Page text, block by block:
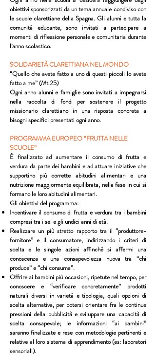
obiettivi sponsorizzati da un tema annuale condiviso con
le scuole clarettiane della Spagna. Gli alunni e tutta la
comunità educante, sono invitati a partecipare a
momenti di riflessione personale e comunitaria durante
l’anno scolastico.
SOLIDARIETÀ CLARETTIANA NEL MONDO
“Quello che avete fatto a uno di questi piccoli lo avete
fatto a me” (Mt 25)
Ogni anno alunni e famiglie sono invitati a impegnarsi
nella raccolta di fondi per sostenere il progetto
missionario clarettiano in una risposta concreta a
bisogni specifici presentati ogni anno.
PROGRAMMA EUROPEO “FRUTTA NELLE
SCUOLE”
È finalizzato ad aumentare il consumo di frutta e
verdura da parte dei bambini e ad attuare iniziative che
supportino più corrette abitudini alimentari e una
nutrizione maggiormente equilibrata, nella fase in cui si
formano le loro abitudini alimentari.
Gli obiettivi del programma:
Incentivare il consumo di frutta e verdura tra i bambini
compresi tra i sei e gli undici anni di età.
Realizzare un più stretto rapporto tra il “produttore-
fornitore” e il consumatore, indirizzando i criteri di
scelta e le singole azioni affinché si affermi una
conoscenza e una consapevolezza nuova tra “chi
produce” e “chi consuma”.
Offrire ai bambini più occasioni, ripetute nel tempo, per
conoscere e “verificare concretamente” prodotti
naturali diversi in varietà e tipologia, quali opzioni di
scelta alternativa, per potersi orientare fra le continue
pressioni della pubblicità e sviluppare una capacità di
scelta consapevole; le informazioni “ai bambini”
saranno finalizzate e rese con metodologie pertinenti e
relative al loro sistema di apprendimento (es: laboratori
sensoriali).